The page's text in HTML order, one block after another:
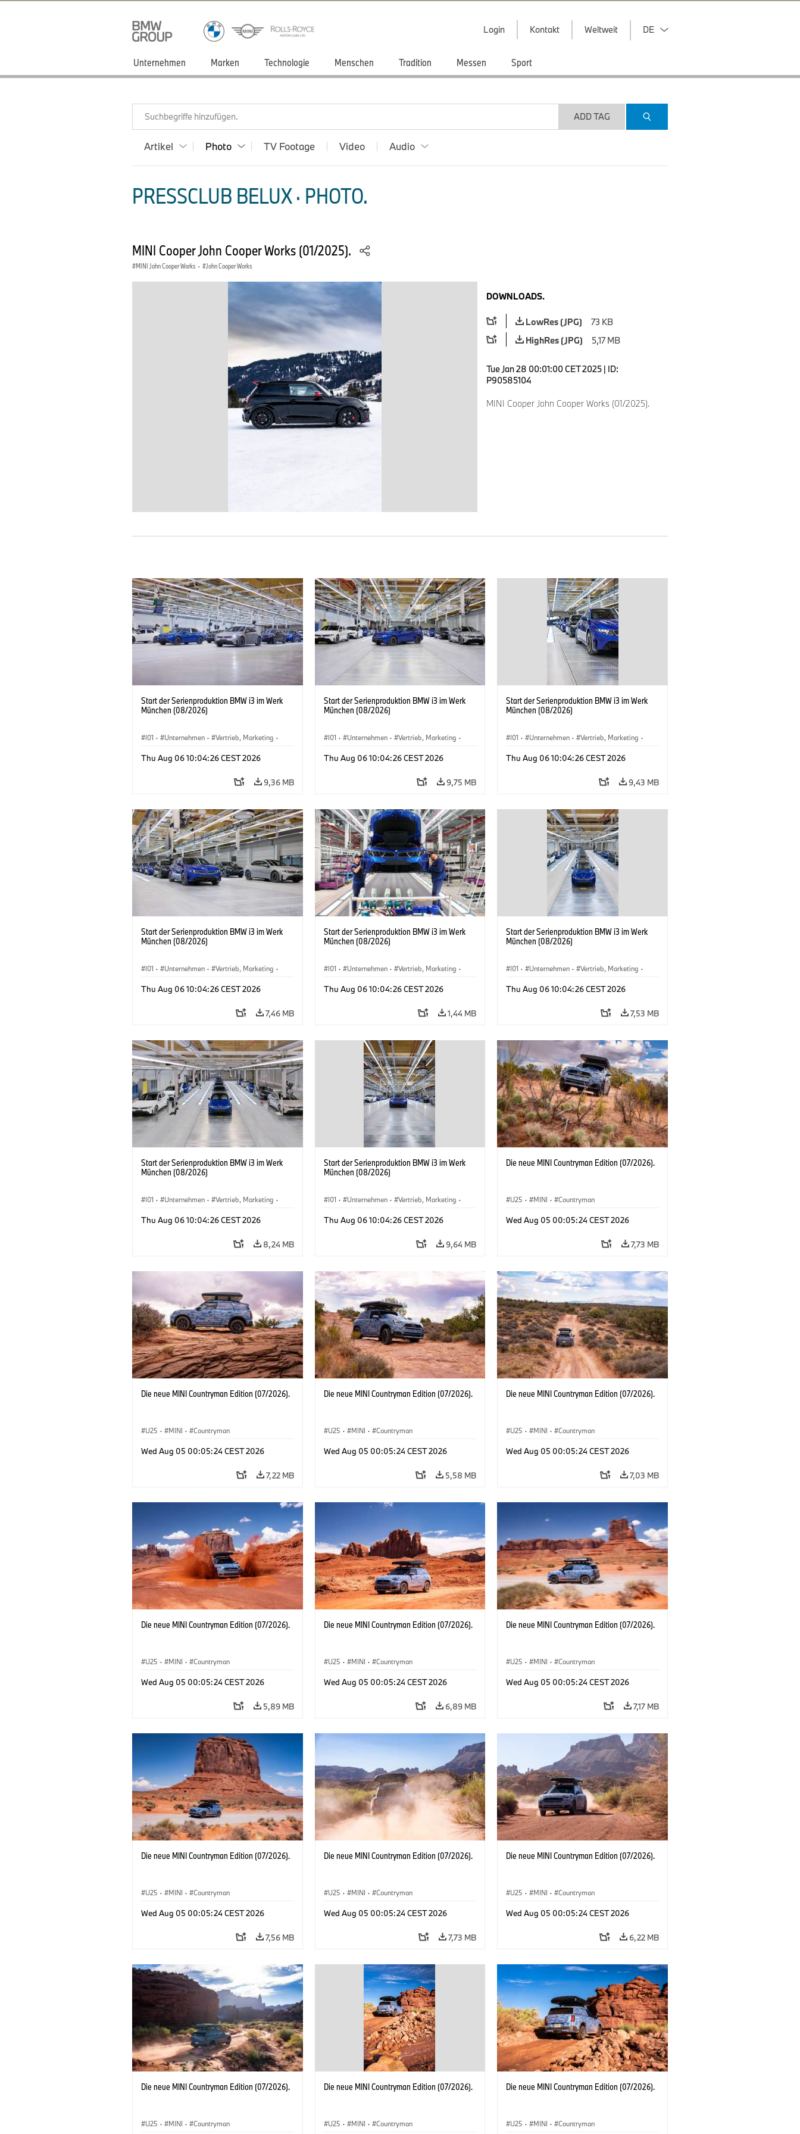
Login Kontakt Weltweit DE
Unternehmen Marken Technologie Menschen Tradition Messen Sport
Suchbegriffe hinzufügen. ADD TAG
Artikel Photo TV Footage Video Audio
PRESSCLUB BELUX · PHOTO.
MINI Cooper John Cooper Works (01/2025).
MINI John Cooper Works · John Cooper Works
DOWNLOADS.
LowRes (JPG)
73 KB
HighRes (JPG)
5,17 MB
Tue Jan 28 00:01:00 CET 2025 | ID:
P90585104
MINI Cooper John Cooper Works (01/2025).
Start der Serienproduktion BMW i3 im Werk
München (08/2026)
I01 · Unternehmen · Vertrieb, Marketing ·
Thu Aug 06 10:04:26 CEST 2026
9,36 MB
Start der Serienproduktion BMW i3 im Werk
München (08/2026)
I01 · Unternehmen · Vertrieb, Marketing ·
Thu Aug 06 10:04:26 CEST 2026
9,75 MB
Start der Serienproduktion BMW i3 im Werk
München (08/2026)
I01 · Unternehmen · Vertrieb, Marketing ·
Thu Aug 06 10:04:26 CEST 2026
9,43 MB
Start der Serienproduktion BMW i3 im Werk
München (08/2026)
I01 · Unternehmen · Vertrieb, Marketing ·
Thu Aug 06 10:04:26 CEST 2026
7,46 MB
Start der Serienproduktion BMW i3 im Werk
München (08/2026)
I01 · Unternehmen · Vertrieb, Marketing ·
Thu Aug 06 10:04:26 CEST 2026
1,44 MB
Start der Serienproduktion BMW i3 im Werk
München (08/2026)
I01 · Unternehmen · Vertrieb, Marketing ·
Thu Aug 06 10:04:26 CEST 2026
7,53 MB
Start der Serienproduktion BMW i3 im Werk
München (08/2026)
I01 · Unternehmen · Vertrieb, Marketing ·
Thu Aug 06 10:04:26 CEST 2026
8,24 MB
Start der Serienproduktion BMW i3 im Werk
München (08/2026)
I01 · Unternehmen · Vertrieb, Marketing ·
Thu Aug 06 10:04:26 CEST 2026
9,64 MB
Die neue MINI Countryman Edition (07/2026).
U25 · MINI · Countryman
Wed Aug 05 00:05:24 CEST 2026
7,73 MB
Die neue MINI Countryman Edition (07/2026).
U25 · MINI · Countryman
Wed Aug 05 00:05:24 CEST 2026
7,22 MB
Die neue MINI Countryman Edition (07/2026).
U25 · MINI · Countryman
Wed Aug 05 00:05:24 CEST 2026
5,58 MB
Die neue MINI Countryman Edition (07/2026).
U25 · MINI · Countryman
Wed Aug 05 00:05:24 CEST 2026
7,03 MB
Die neue MINI Countryman Edition (07/2026).
U25 · MINI · Countryman
Wed Aug 05 00:05:24 CEST 2026
5,89 MB
Die neue MINI Countryman Edition (07/2026).
U25 · MINI · Countryman
Wed Aug 05 00:05:24 CEST 2026
6,89 MB
Die neue MINI Countryman Edition (07/2026).
U25 · MINI · Countryman
Wed Aug 05 00:05:24 CEST 2026
7,17 MB
Die neue MINI Countryman Edition (07/2026).
U25 · MINI · Countryman
Wed Aug 05 00:05:24 CEST 2026
7,56 MB
Die neue MINI Countryman Edition (07/2026).
U25 · MINI · Countryman
Wed Aug 05 00:05:24 CEST 2026
7,73 MB
Die neue MINI Countryman Edition (07/2026).
U25 · MINI · Countryman
Wed Aug 05 00:05:24 CEST 2026
6,22 MB
Die neue MINI Countryman Edition (07/2026).
U25 · MINI · Countryman
Die neue MINI Countryman Edition (07/2026).
U25 · MINI · Countryman
Die neue MINI Countryman Edition (07/2026).
U25 · MINI · Countryman